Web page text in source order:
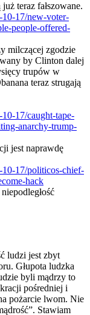
teraz fałszowane.
10-17/new-voter-
people-offered-
milczącej zgodzie
by Clinton dalej
trupów w
teraz strugają
17/caught-tape-
anarchy-trump-
jest naprawdę
10-17/politicos-chief-
hack
ludzi jest zbyt
Głupota ludzka
byli mądrzy to
pośredniej i
pożarcie lwom. Nie
Stawiam